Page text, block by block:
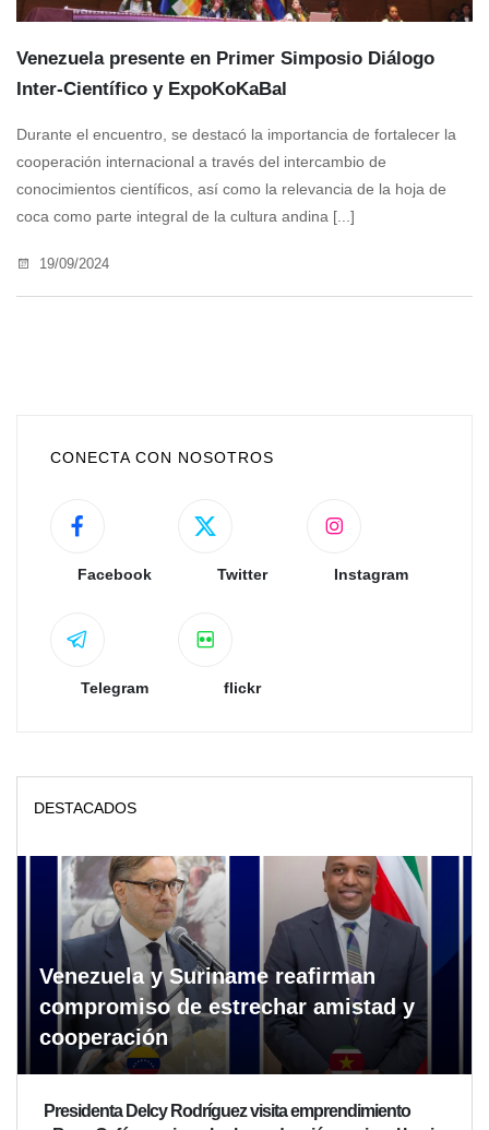
Venezuela presente en Primer Simposio Diálogo
Inter-Científico y ExpoKoKaBal
Durante el encuentro, se destacó la importancia de fortalecer la
cooperación internacional a través del intercambio de
conocimientos científicos, así como la relevancia de la hoja de
coca como parte integral de la cultura andina [...]
19/09/2024
CONECTA CON NOSOTROS
Facebook Twitter Instagram
Telegram flickr
DESTACADOS
Venezuela y Suriname reafirman
compromiso de estrechar amistad y
cooperación
Presidenta Delcy Rodríguez visita emprendimiento